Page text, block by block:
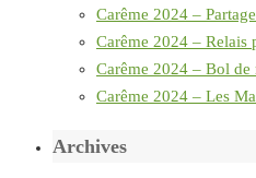
Carême 2024 –
Carême 2024 – Relais
Carême 2024 – Bol de
Carême 2024 – Les
Archives